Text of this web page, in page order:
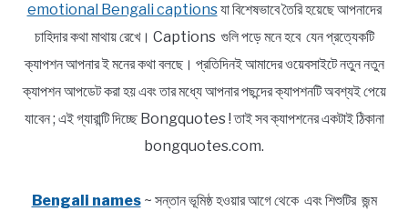
emotional Bengali captionsযা বিশেষভাবে তৈরি হয়েছে আপনাদের
চাহিদার কথা মাথায় রেখে। Captions গুলি পড়ে মনে হবে যেন প্রত্যেকটি
ক্যাপশন আপনার ই মনের কথা বলছে। প্রতিদিনই আমাদের ওয়েবসাইটে নতুন নতুন
ক্যাপশন আপডেট করা হয় এবং তার মধ্যে আপনার পছন্দের ক্যাপশনটি অবশ্যই পেয়ে
যাবেন ; এই গ্যারান্টি দিচ্ছে Bongquotes ! তাই সব ক্যাপশনের একটাই ঠিকানা
bongquotes.com.
Bengali names~ সন্তান ভূমিষ্ঠ হওয়ার আগে থেকে এবং শিশুটির জন্ম